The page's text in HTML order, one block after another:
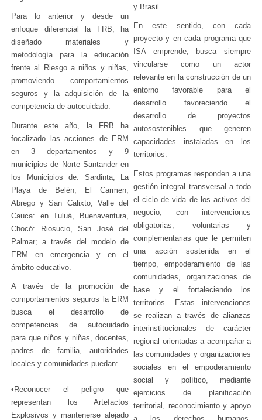
Para lo anterior y desde un
enfoque diferencial la FRB, ha
diseñado materiales y
metodología para la educación
frente al Riesgo a niños y niñas,
promoviendo comportamientos
seguros y la adquisición de la
competencia de autocuidado.
Durante este año, la FRB ha
focalizado las acciones de ERM
en 3 departamentos y 9
municipios de Norte Santander en
los Municipios de: Sardinta, La
Playa de Belén, El Carmen,
Abrego y San Calixto, Valle del
Cauca: en Tuluá, Buenaventura,
Chocó: Riosucio, San José del
Palmar; a través del modelo de
ERM en emergencia y en el
ámbito educativo.
A través de la promoción de
comportamientos seguros la ERM
busca el desarrollo de
competencias de autocuidado
para que niños y niñas, docentes,
padres de familia, autoridades
locales y comunidades puedan:
•Reconocer el peligro que
representan los Artefactos
Explosivos y mantenerse alejado
y Brasil.
En este sentido, con cada
proyecto y en cada programa que
ISA emprende, busca siempre
vincularse como un actor
relevante en la construcción de un
entorno favorable para el
desarrollo favoreciendo el
desarrollo de proyectos
autosostenibles que generen
capacidades instaladas en los
territorios.
Estos programas responden a una
gestión integral transversal a todo
el ciclo de vida de los activos del
negocio, con intervenciones
obligatorias, voluntarias y
complementarias que le permiten
una acción sostenida en el
tiempo, empoderamiento de las
comunidades, organizaciones de
base y el fortaleciendo los
territorios. Estas intervenciones
se realizan a través de alianzas
interinstitucionales de carácter
regional orientadas a acompañar a
las comunidades y organizaciones
sociales en el empoderamiento
social y político, mediante
ejercicios de planificación
territorial, reconocimiento y apoyo
a los derechos humanos,